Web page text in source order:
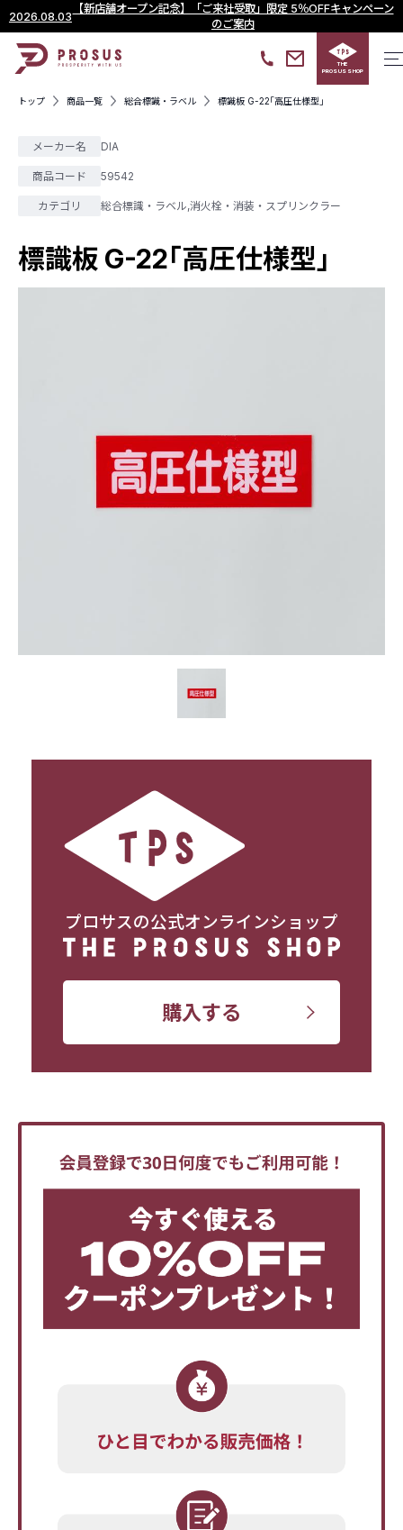
2026.08.03
【新店舗オープン記念】「ご来社受取」限定 5％OFFキャンペーン
のご案内
THE
PROSUS SHOP
トップ 商品一覧 総合標識・ラベル 標識板 G-22｢高圧仕様型｣
メーカー名 DIA
商品コード 59542
カテゴリ 総合標識・ラベル,消火栓・消装・スプリンクラー
標識板 G-22｢高圧仕様型｣
プロサスの公式オンラインショップ
購入する